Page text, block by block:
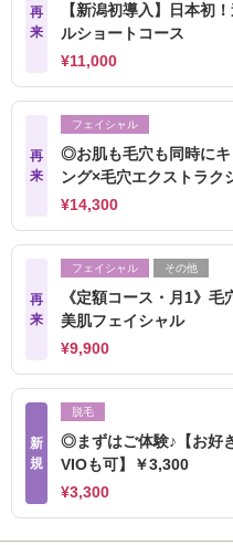
再
来
【新潟初導入】日本初
ルショートコース
¥11,000
再
来
フェイシャル
◎お肌も毛穴も同時にキ
ング×毛穴エクストラク
¥14,300
再
来
フェイシャル その他
《定額コース・月1》
美肌フェイシャル
¥9,900
新
規
脱毛
◎まずはご体験♪【お好
VIOも可】￥3,300
¥3,300